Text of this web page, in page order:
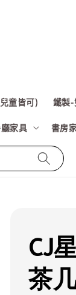
童皆可) 鐵製
家具 書房
CJ
茶